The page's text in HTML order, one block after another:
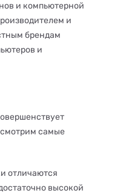
и компьютерной
и
брендам
и
самые
отличаются
высокой